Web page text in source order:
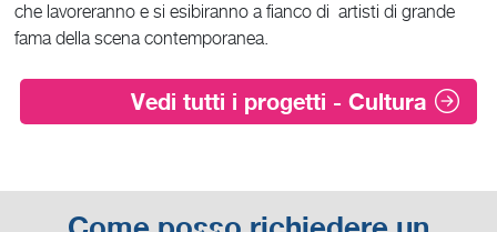
che lavoreranno e si esibiranno a fianco di artisti di grande
fama della scena contemporanea.
Vedi tutti i progetti - Cultura